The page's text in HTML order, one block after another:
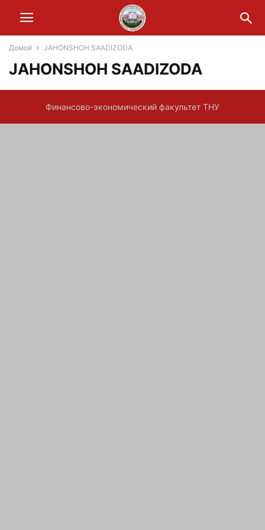
Домой JAHONSHOH SAADIZODA
JAHONSHOH SAADIZODA
Финансово-экономический факультет ТНУ